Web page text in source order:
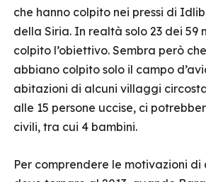
che hanno colpito nei pressi di
della Siria. In realtà solo 23 dei 59
colpito l’obiettivo. Sembra però
abbiano colpito solo il campo
abitazioni di alcuni villaggi
alle 15 persone uccise, ci
civili, tra cui 4 bambini.
Per comprendere le motivazioni